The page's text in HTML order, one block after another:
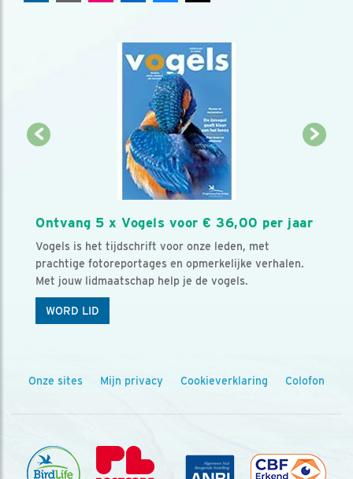
Ontvang 5 x Vogels voor € 36,00 per jaar
Vogels is het tijdschrift voor onze leden, met
prachtige fotoreportages en opmerkelijke verhalen.
Met jouw lidmaatschap help je de vogels.
WORD LID
Onze sites Mijn privacy Cookieverklaring Colofon